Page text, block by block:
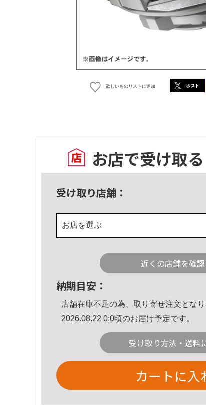
欲しいものリストに追加
お店で受け取る
受け取り店舗：
お店を選ぶ
近くの店舗を確
納期目安：
店舗在庫不足の為、取り寄せ注文となり
2026.08.22 0:0頃のお届け予定です。
受け取り方法・送料
カートに入